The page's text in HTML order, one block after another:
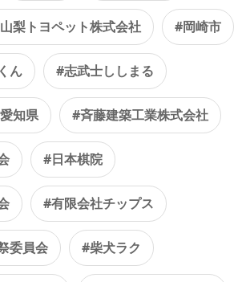
梨トヨペット株式会社 #岡崎市
ん #志武士ししまる
知県 #斉藤建築工業株式会社
#日本棋院
#有限会社チップス
委員会 #柴犬ラク